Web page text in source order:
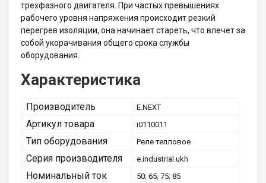
трехфазного двигателя. При частых превышениях
рабочего уровня напряжения происходит резкий
перегрев изоляции, она начинает стареть, что влечет за
собой укорачивания общего срока службы
оборудования.
Характеристика
Производитель E.NEXT
Артикул товара i0110011
Тип оборудования Реле тепловое
Серия производителя e.industrial.ukh
Номинальный ток
50; 65; 75; 85